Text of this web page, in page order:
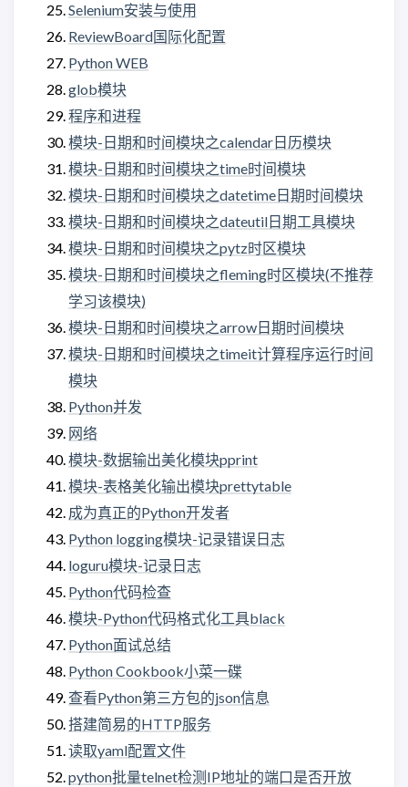
Selenium安装与使用
ReviewBoard国际化配置
Python WEB
glob模块
程序和进程
模块-日期和时间模块之calendar日历模块
模块-日期和时间模块之time时间模块
模块-日期和时间模块之datetime日期时间模块
模块-日期和时间模块之dateutil日期工具模块
模块-日期和时间模块之pytz时区模块
模块-日期和时间模块之fleming时区模块(不推荐
学习该模块)
模块-日期和时间模块之arrow日期时间模块
模块-日期和时间模块之timeit计算程序运行时间
模块
Python并发
网络
模块-数据输出美化模块pprint
模块-表格美化输出模块prettytable
成为真正的Python开发者
Python logging模块-记录错误日志
loguru模块-记录日志
Python代码检查
模块-Python代码格式化工具black
Python面试总结
Python Cookbook小菜一碟
查看Python第三方包的json信息
搭建简易的HTTP服务
读取yaml配置文件
python批量telnet检测IP地址的端口是否开放